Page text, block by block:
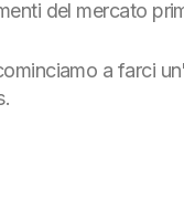
del mercato
a farci